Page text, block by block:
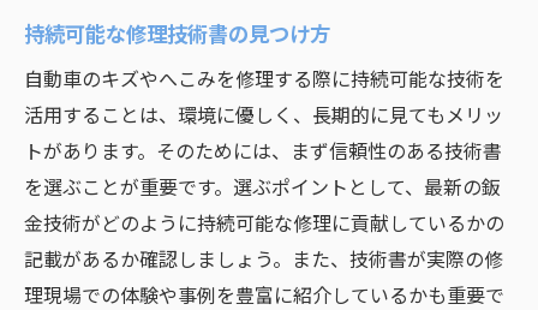
持続可能な修理技術書の見つけ方
自動車のキズやへこみを修理する際に持続可能な技術を
活用することは、環境に優しく、長期的に見てもメリッ
トがあります。そのためには、まず信頼性のある技術書
を選ぶことが重要です。選ぶポイントとして、最新の鈑
金技術がどのように持続可能な修理に貢献しているかの
記載があるか確認しましょう。また、技術書が実際の修
理現場での体験や事例を豊富に紹介しているかも重要で